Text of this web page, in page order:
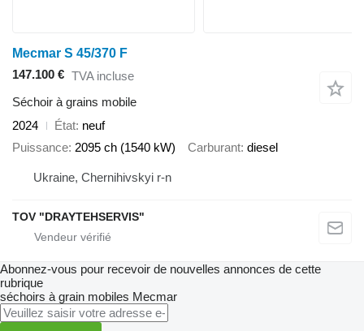
Mecmar S 45/370 F
147.100 € TVA incluse
Séchoir à grains mobile
2024
État neuf
Puissance 2095 ch (1540 kW) Carburant diesel
Ukraine, Chernihivskyi r-n
TOV "DRAYTEHSERVIS"
Abonnez-vous pour recevoir de nouvelles annonces de cette
rubrique
séchoirs à grain mobiles Mecmar